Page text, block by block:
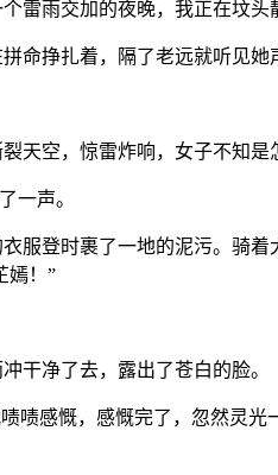
雷雨交加的夜晚，我正在坟头
命挣扎着，隔了老远就听见
天空，惊雷炸响，女子不知
一声。
服登时裹了一地的泥污。骑
嫣！”
干净了去，露出了苍白的脸。
啧感慨，感慨完了，忽然灵